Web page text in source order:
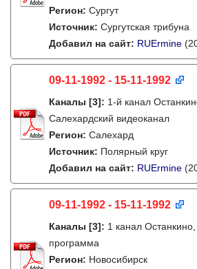
Регион: Сургут
Источник: Сургутская трибуна
Добавил на сайт: RUErmine
09-11-1992 - 15-11-1992
Каналы [3]: 1-й канал
Салехардский видеоканал
Регион: Салехард
Источник: Полярный круг
Добавил на сайт: RUErmine
09-11-1992 - 15-11-1992
Каналы [3]: 1 канал
программа
Регион: Новосибирск